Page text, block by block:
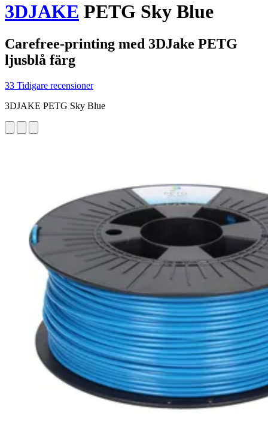
3DJAKE PETG Sky Blue
Carefree-printing med 3DJake PETG
ljusblå färg
33 Tidigare recensioner
3DJAKE PETG Sky Blue